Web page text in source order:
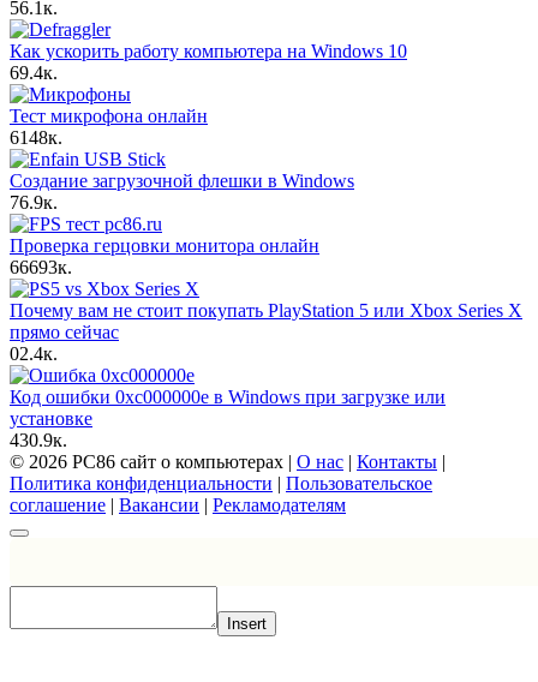
56.1к.
Как ускорить работу компьютера на Windows 10
69.4к.
Тест микрофона онлайн
6148к.
Создание загрузочной флешки в Windows
76.9к.
Проверка герцовки монитора онлайн
66693к.
Почему вам не стоит покупать PlayStation 5 или Xbox Series X
прямо сейчас
02.4к.
Код ошибки 0xc000000e в Windows при загрузке или
установке
430.9к.
© 2026 PC86 сайт о компьютерах | О нас | Контакты |
Политика конфиденциальности | Пользовательское
соглашение | Вакансии | Рекламодателям
Insert